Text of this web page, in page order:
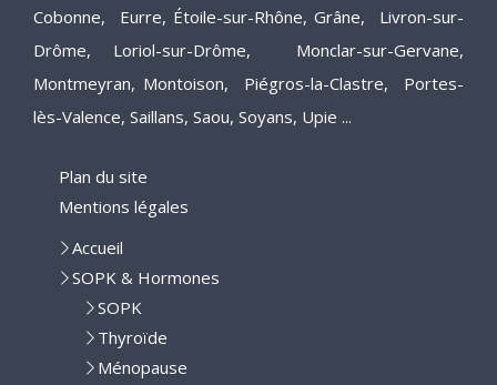
prendre de grandes décisions sur son
alimentation.
Cobonne, Eurre, Étoile-sur-Rhône, Grâne, Livron-sur-
Drôme, Loriol-sur-Drôme, Monclar-sur-Gervane,
Montmeyran, Montoison, Piégros-la-Clastre, Portes-
lès-Valence, Saillans, Saou, Soyans, Upie ...
Plan du site
Mentions légales
Accueil
SOPK & Hormones
SOPK
Thyroïde
Ménopause